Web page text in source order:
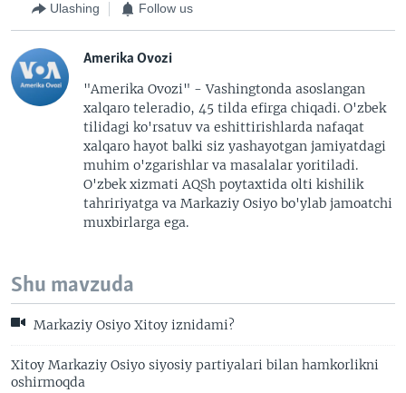
Ulashing Follow us
Amerika Ovozi
"Amerika Ovozi" - Vashingtonda asoslangan
xalqaro teleradio, 45 tilda efirga chiqadi. O'zbek
tilidagi ko'rsatuv va eshittirishlarda nafaqat
xalqaro hayot balki siz yashayotgan jamiyatdagi
muhim o'zgarishlar va masalalar yoritiladi.
O'zbek xizmati AQSh poytaxtida olti kishilik
tahririyatga va Markaziy Osiyo bo'ylab jamoatchi
muxbirlarga ega.
Shu mavzuda
Markaziy Osiyo Xitoy iznidami?
Xitoy Markaziy Osiyo siyosiy partiyalari bilan hamkorlikni
oshirmoqda